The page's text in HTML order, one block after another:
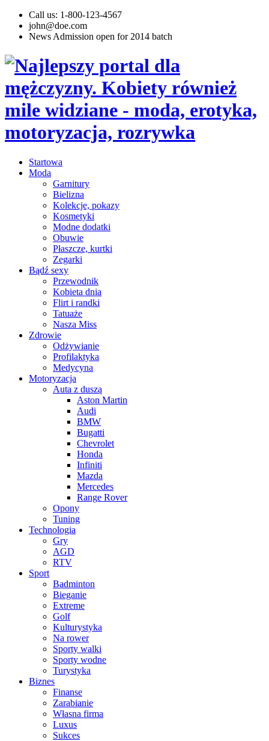
Call us: 1-800-123-4567
john@doe.com
News Admission open for 2014 batch
Startowa
Moda
Garnitury
Bielizna
Kolekcje, pokazy
Kosmetyki
Modne dodatki
Obuwie
Płaszcze, kurtki
Zegarki
Bądź sexy
Przewodnik
Kobieta dnia
Flirt i randki
Tatuaże
Nasza Miss
Zdrowie
Odżywianie
Profilaktyka
Medycyna
Motoryzacja
Auta z duszą
Aston Martin
Audi
BMW
Bugatti
Chevrolet
Honda
Infiniti
Mazda
Mercedes
Range Rover
Opony
Tuning
Technologia
Gry
AGD
RTV
Sport
Badminton
Bieganie
Extreme
Golf
Kulturystyka
Na rower
Sporty walki
Sporty wodne
Turystyka
Biznes
Finanse
Zarabianie
Własna firma
Luxus
Sukces